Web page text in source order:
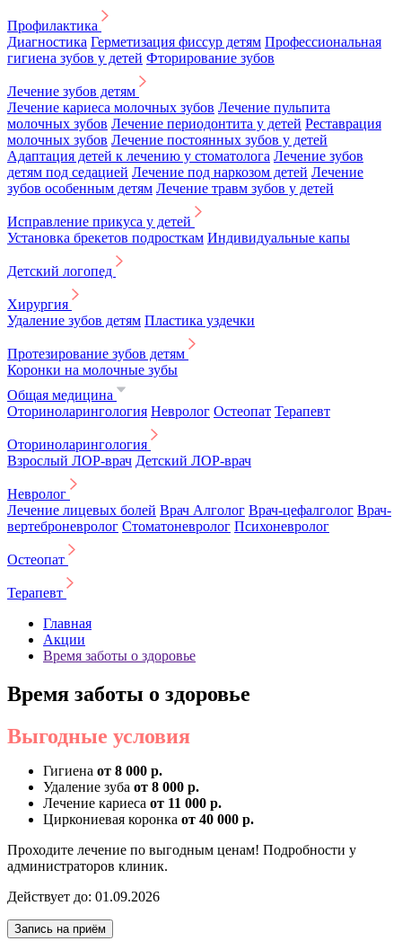
Профилактика
Диагностика Герметизация фиссур детям Профессиональная
гигиена зубов у детей Фторирование зубов
Лечение зубов детям
Лечение кариеса молочных зубов Лечение пульпита
молочных зубов Лечение периодонтита у детей Реставрация
молочных зубов Лечение постоянных зубов у детей
Адаптация детей к лечению у стоматолога Лечение зубов
детям под седацией Лечение под наркозом детей Лечение
зубов особенным детям Лечение травм зубов у детей
Исправление прикуса у детей
Установка брекетов подросткам Индивидуальные капы
Детский логопед
Хирургия
Удаление зубов детям Пластика уздечки
Протезирование зубов детям
Коронки на молочные зубы
Общая медицина
Оториноларингология Невролог Остеопат Терапевт
Оториноларингология
Взрослый ЛОР-врач Детский ЛОР-врач
Невролог
Лечение лицевых болей Врач Алголог Врач-цефалголог Врач-
вертеброневролог Стоматоневролог Психоневролог
Остеопат
Терапевт
Главная
Акции
Время заботы о здоровье
Время заботы о здоровье
Выгодные условия
Гигиена от 8 000 р.
Удаление зуба от 8 000 р.
Лечение кариеса от 11 000 р.
Циркониевая коронка от 40 000 р.
Проходите лечение по выгодным ценам! Подробности у
администраторов клиник.
Действует до: 01.09.2026
Запись на приём